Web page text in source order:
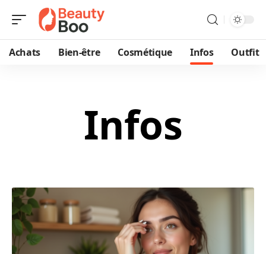
Achats Bien-être Cosmétique Infos Outfit
Infos